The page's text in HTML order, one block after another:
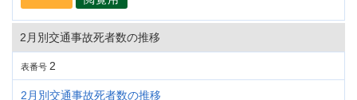
2月別交通事故死者数の推移
表番号 2
2月別交通事故死者数の推移